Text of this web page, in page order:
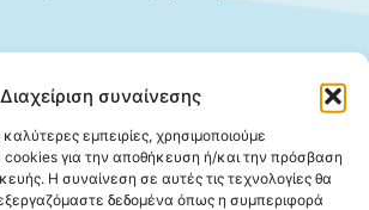
Διαχείριση συναίνεσης
εμπειρίες, χρησιμοποιούμε
cookies για την αποθήκευση ή/και την πρόσβαση
Η συναίνεση σε αυτές τις τεχνολογίες θα
δεδομένα όπως η συμπεριφορά